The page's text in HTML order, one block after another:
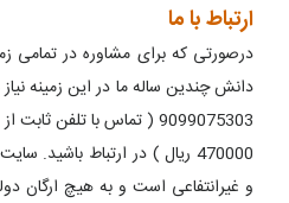
ارتباط با ما
درصورتی که برای مشاوره در تمامی
دانش چندین ساله ما در این زمینه
9099075303 ( تماس با تلفن
470000 ریال ) در ارتباط
و غیرانتفاعی است و به هیچ ارگان